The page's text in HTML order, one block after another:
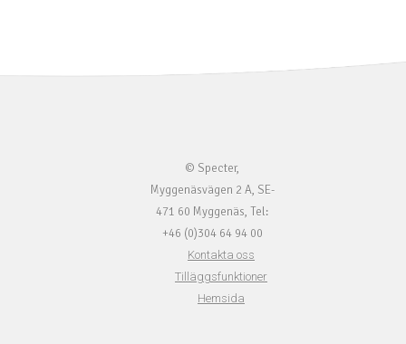
© Specter,
Myggenäsvägen 2 A, SE-
471 60 Myggenäs, Tel:
+46 (0)304 64 94 00
Kontakta oss
Tilläggsfunktioner
Hemsida